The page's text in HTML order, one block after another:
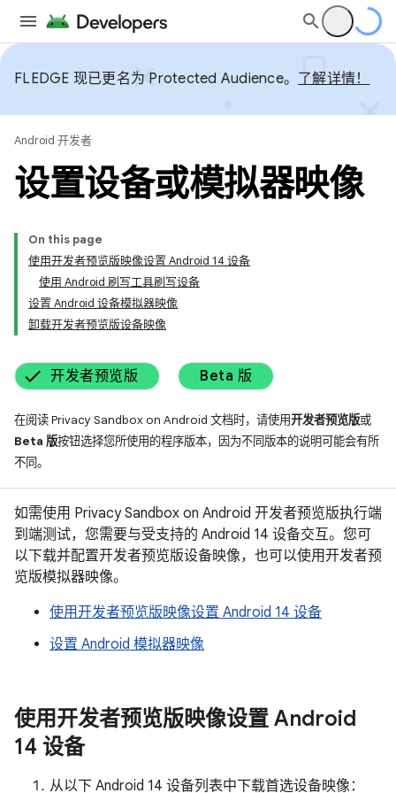
FLEDGE 现已更名为 Protected Audience。 了解详情！
Android 开发者
设置设备或模拟器映像
On this page
使用开发者预览版映像设置 Android 14 设备
使用 Android 刷写工具刷写设备
设置 Android 设备模拟器映像
卸载开发者预览版设备映像
开发者预览版 Beta 版
在阅读 Privacy Sandbox on Android 文档时，请使用开发者预览版或
Beta 版按钮选择您所使用的程序版本，因为不同版本的说明可能会有所
不同。
如需使用 Privacy Sandbox on Android 开发者预览版执行端
到端测试，您需要与受支持的 Android 14 设备交互。您可
以下载并配置开发者预览版设备映像，也可以使用开发者预
览版模拟器映像。
使用开发者预览版映像设置 Android 14 设备
设置 Android 模拟器映像
使用开发者预览版映像设置 Android
14 设备
从以下 Android 14 设备列表中下载首选设备映像：